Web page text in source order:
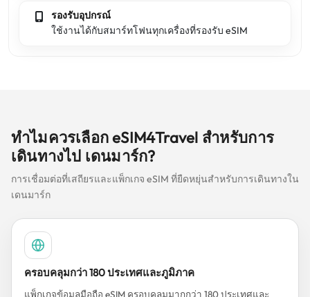
รองรับอุปกรณ์
ใช้งานได้กับสมาร์ทโฟนทุกเครื่องที่รองรับ eSIM
ทำไมควรเลือก eSIM4Travel สำหรับการ
เดินทางไป เดนมาร์ก?
การเชื่อมต่อที่เสถียรและแพ็กเกจ eSIM ที่ยืดหยุ่นสำหรับการเดินทางใน
เดนมาร์ก
ครอบคลุมกว่า 180 ประเทศและภูมิภาค
แพ็กเกจข้อมูลมือถือ eSIM ครอบคลุมมากกว่า 180 ประเทศและ